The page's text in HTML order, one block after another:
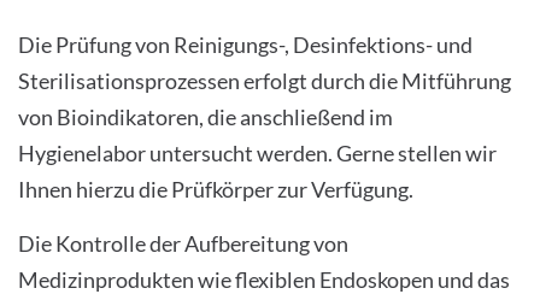
Die Prüfung von Reinigungs-, Desinfektions- und
Sterilisationsprozessen erfolgt durch die Mitführung
von Bioindikatoren, die anschließend im
Hygienelabor untersucht werden. Gerne stellen wir
Ihnen hierzu die Prüfkörper zur Verfügung.
Die Kontrolle der Aufbereitung von
Medizinprodukten wie flexiblen Endoskopen und das